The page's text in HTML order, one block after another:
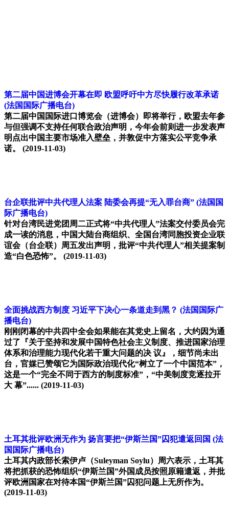
第二届中国进博会开幕在即 欧盟呼吁中方尽快履行改革承诺
(法国国际广播电台)
第二届中国国际进口博览会（进博会）即将举行，欧盟去年参
与但强调不支持任何联合政治声明，今年会前则进一步发表声
明点出中国主要市场准入壁垒，并敦促中方落实公平竞争承
诺。 (2019-11-03)
台企联批评中共代理人法案 陆委会再提“无入罪台商” (法国国
际广播电台)
针对台湾民进党团周二正式将“中共代理人”法案交付委员会完
成一读的消息，中国大陆台商组织、全国台湾同胞投资企业联
谊会（台企联）周五发出声明，批评“中共代理人”相关提案制
造“白色恐怖”。 (2019-11-03)
全面挑战西方制度 习近平下决心一条道走到黑？ (法国国际广
播电台)
刚刚闭幕的中共四中全会如果能在其党史上留名，大约因为通
过了『关于坚持和发展中国特色社会主义制度、推进国家治理
体系和治理能力现代化若干重大问题的决 议』，细节尚未出
台，官媒已赞颂它为国际政治现代化“树立了一个中国范本”，
这是一个“完全不同于西方的制度标准”，“中美制度竞逐拉开
大 幕”...... (2019-11-03)
土耳其批评欧洲无作为 扬言要把“伊斯兰国”囚犯遣返回国 (法
国国际广播电台)
土耳其内政部长索伊卢（Suleyman Soylu）周六表示，土耳其
将把抓获的恐怖组织“伊斯兰国”外国成员按照原籍遣返，并批
评欧洲国家在对待本国“伊斯兰国”囚犯问题上无所作为。
(2019-11-03)